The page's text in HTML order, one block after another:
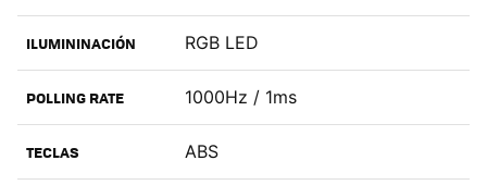
ILUMININACIÓN RGB LED
POLLING RATE 1000Hz / 1ms
TECLAS ABS